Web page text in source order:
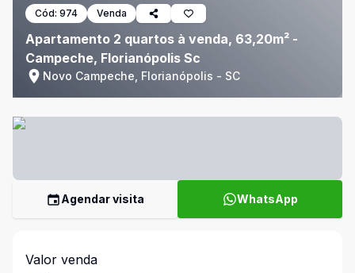
Cód: 974 Venda
Apartamento 2 quartos à venda, 63,20m² -
Campeche, Florianópolis Sc
Novo Campeche, Florianópolis - SC
Agendar visita WhatsApp
Valor venda